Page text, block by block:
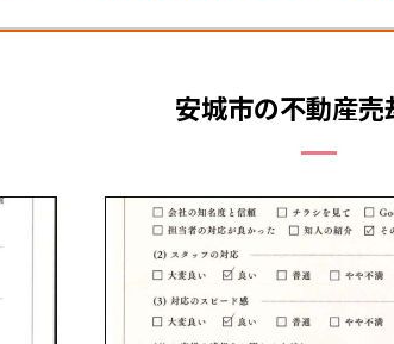
安城市の不動産売